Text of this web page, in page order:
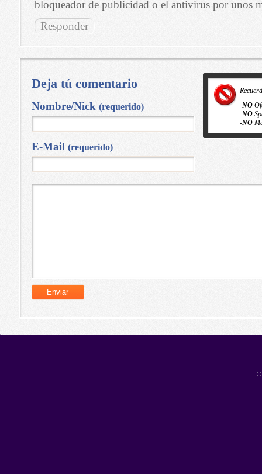
bloqueador de publicidad o el antivirus por unos
Responder
-NO
-NO
-NO
Deja tú comentario
Nombre/Nick (requerido)
E-Mail (requerido)
©